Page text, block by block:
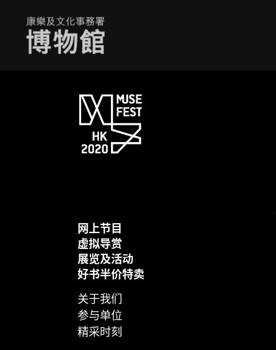
网上节目
虚拟导赏
展览及活动
好书半价特卖
关于我们
参与单位
精采时刻